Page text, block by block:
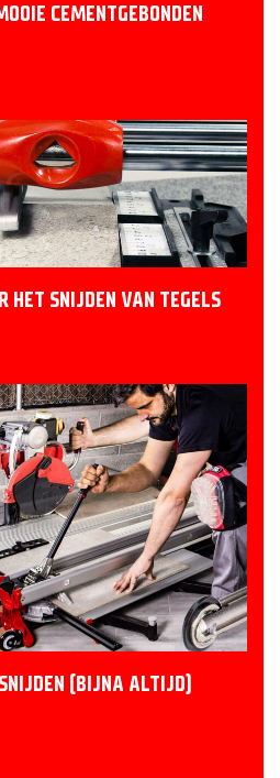
CEMENTGEBONDEN
HET SNIJDEN VAN TEGELS
(BIJNA ALTIJD)